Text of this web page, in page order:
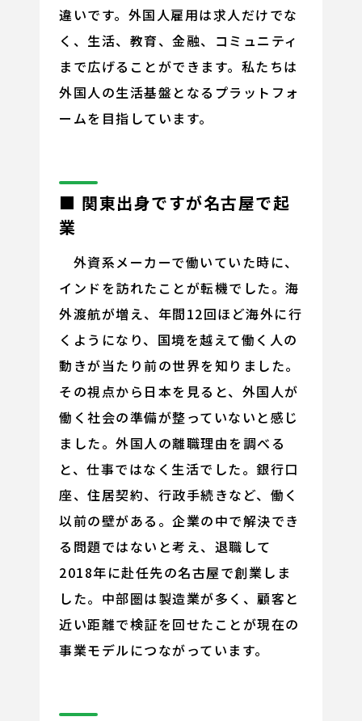
違いです。外国人雇用は求人だけでな
く、生活、教育、金融、コミュニティ
まで広げることができます。私たちは
外国人の生活基盤となるプラットフォ
ームを目指しています。
■ 関東出身ですが名古屋で起
業
外資系メーカーで働いていた時に、
インドを訪れたことが転機でした。海
外渡航が増え、年間12回ほど海外に行
くようになり、国境を越えて働く人の
動きが当たり前の世界を知りました。
その視点から日本を見ると、外国人が
働く社会の準備が整っていないと感じ
ました。外国人の離職理由を調べる
と、仕事ではなく生活でした。銀行口
座、住居契約、行政手続きなど、働く
以前の壁がある。企業の中で解決でき
る問題ではないと考え、退職して
2018年に赴任先の名古屋で創業しま
した。中部圏は製造業が多く、顧客と
近い距離で検証を回せたことが現在の
事業モデルにつながっています。